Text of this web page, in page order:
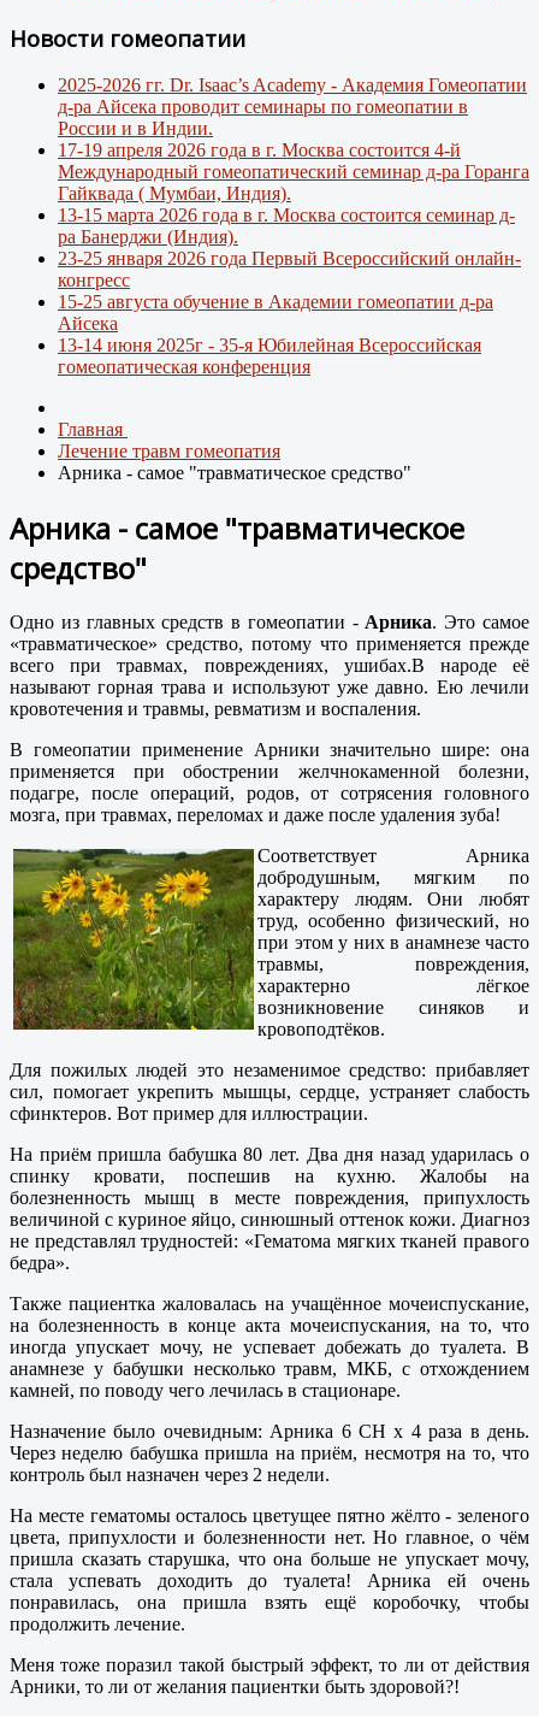
Новости гомеопатии
2025-2026 гг. Dr. Isaac’s Academy - Академия Гомеопатии
д-ра Айсека проводит семинары по гомеопатии в
России и в Индии.
17-19 апреля 2026 года в г. Москва состоится 4-й
Международный гомеопатический семинар д-ра Горанга
Гайквада ( Мумбаи, Индия).
13-15 марта 2026 года в г. Москва состоится семинар д-
ра Банерджи (Индия).
23-25 января 2026 года Первый Всероссийский онлайн-
конгресс
15-25 августа обучение в Академии гомеопатии д-ра
Айсека
13-14 июня 2025г - 35-я Юбилейная Всероссийская
гомеопатическая конференция
Главная
Лечение травм гомеопатия
Арника - самое "травматическое средство"
Арника - самое "травматическое
средство"
Одно из главных средств в гомеопатии - Арника. Это самое
«травматическое» средство, потому что применяется прежде
всего при травмах, повреждениях, ушибах.В народе её
называют горная трава и используют уже давно. Ею лечили
кровотечения и травмы, ревматизм и воспаления.
В гомеопатии применение Арники значительно шире: она
применяется при обострении желчнокаменной болезни,
подагре, после операций, родов, от сотрясения головного
мозга, при травмах, переломах и даже после удаления зуба!
Соответствует Арника
добродушным, мягким по
характеру людям. Они любят
труд, особенно физический, но
при этом у них в анамнезе часто
травмы, повреждения,
характерно лёгкое
возникновение синяков и
кровоподтёков.
Для пожилых людей это незаменимое средство: прибавляет
сил, помогает укрепить мышцы, сердце, устраняет слабость
сфинктеров. Вот пример для иллюстрации.
На приём пришла бабушка 80 лет. Два дня назад ударилась о
спинку кровати, поспешив на кухню. Жалобы на
болезненность мышц в месте повреждения, припухлость
величиной с куриное яйцо, синюшный оттенок кожи. Диагноз
не представлял трудностей: «Гематома мягких тканей правого
бедра».
Также пациентка жаловалась на учащённое мочеиспускание,
на болезненность в конце акта мочеиспускания, на то, что
иногда упускает мочу, не успевает добежать до туалета. В
анамнезе у бабушки несколько травм, МКБ, с отхождением
камней, по поводу чего лечилась в стационаре.
Назначение было очевидным: Арника 6 СН х 4 раза в день.
Через неделю бабушка пришла на приём, несмотря на то, что
контроль был назначен через 2 недели.
На месте гематомы осталось цветущее пятно жёлто - зеленого
цвета, припухлости и болезненности нет. Но главное, о чём
пришла сказать старушка, что она больше не упускает мочу,
стала успевать доходить до туалета! Арника ей очень
понравилась, она пришла взять ещё коробочку, чтобы
продолжить лечение.
Меня тоже поразил такой быстрый эффект, то ли от действия
Арники, то ли от желания пациентки быть здоровой?!